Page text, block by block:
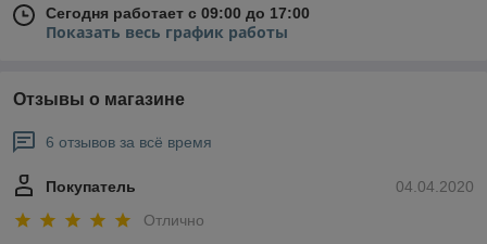
Сегодня работает с 09:00 до 17:00
Показать весь график работы
Отзывы о магазине
6 отзывов за всё время
04.04.2020
Покупатель
Отлично